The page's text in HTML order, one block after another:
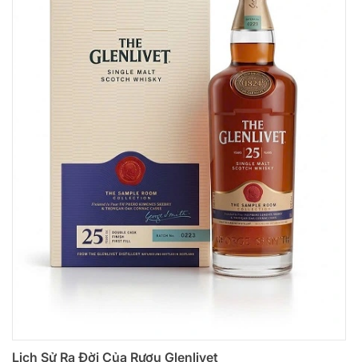
Lịch Sử Ra Đời Của Rượu Glenlivet